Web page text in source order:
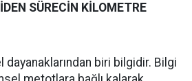
SÜRECİN KİLOMETRE
biri bilgidir. Bilgi